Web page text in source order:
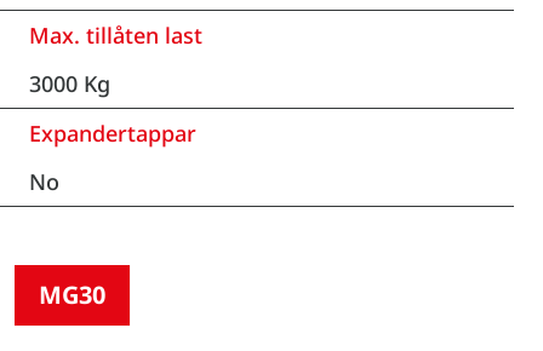
Max. tillåten last
3000 Kg
Expandertappar
No
MG30